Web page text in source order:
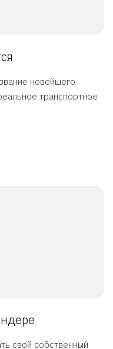
новейшего
транспортное
свой собственный